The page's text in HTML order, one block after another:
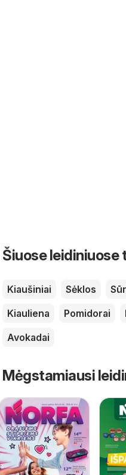
Šiuose
Kiaušiniai Sėklos
Kiauliena
Pomidorai
Avokadai
Mėgstamiausi